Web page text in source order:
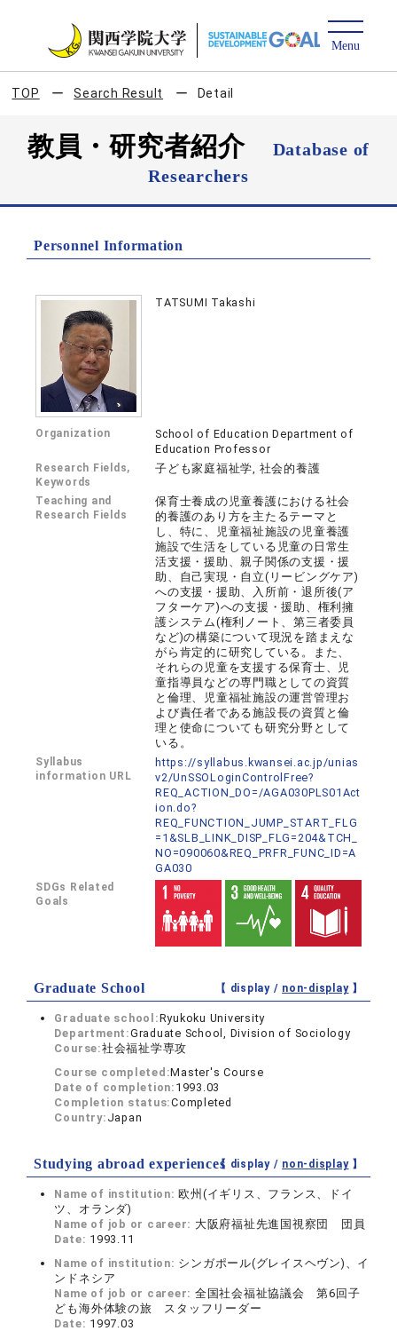
TOP Search Result Detail
教員・研究者紹介
Database of
Researchers
Personnel Information
TATSUMI Takashi
Organization
School of Education Department of
Education Professor
Research Fields,
Keywords
子ども家庭福祉学, 社会的養護
Teaching and
Research Fields
保育士養成の児童養護における社会
的養護のあり方を主たるテーマと
し、特に、児童福祉施設の児童養護
施設で生活をしている児童の日常生
活支援・援助、親子関係の支援・援
助、自己実現・自立(リービングケア)
への支援・援助、入所前・退所後(ア
フターケア)への支援・援助、権利擁
護システム(権利ノート、第三者委員
など)の構築について現況を踏まえな
がら肯定的に研究している。また、
それらの児童を支援する保育士、児
童指導員などの専門職としての資質
と倫理、児童福祉施設の運営管理お
よび責任者である施設長の資質と倫
理と使命についても研究分野として
いる。
Syllabus
information URL
https://syllabus.kwansei.ac.jp/unias
v2/UnSSOLoginControlFree?
REQ_ACTION_DO=/AGA030PLS01Act
ion.do?
REQ_FUNCTION_JUMP_START_FLG
=1&SLB_LINK_DISP_FLG=204&TCH_
NO=090060&REQ_PRFR_FUNC_ID=A
GA030
SDGs Related
Goals
Graduate School 【 display / non-display】
Graduate school:Ryukoku University
Department:Graduate School, Division of Sociology
Course:社会福祉学専攻
Course completed:Master's Course
Date of completion: 1993.03
Completion status:Completed
Country: Japan
Studying abroad experiences【 display / non-display】
Name of institution:欧州(イギリス、フランス、ドイ
ツ、オランダ)
Name of job or career: 大阪府福祉先進国視察団 団員
Date: 1993.11
Name of institution: シンガポール(グレイスヘヴン)、イ
ンドネシア
Name of job or career: 全国社会福祉協議会 第6回子
ども海外体験の旅 スタッフリーダー
Date: 1997.03